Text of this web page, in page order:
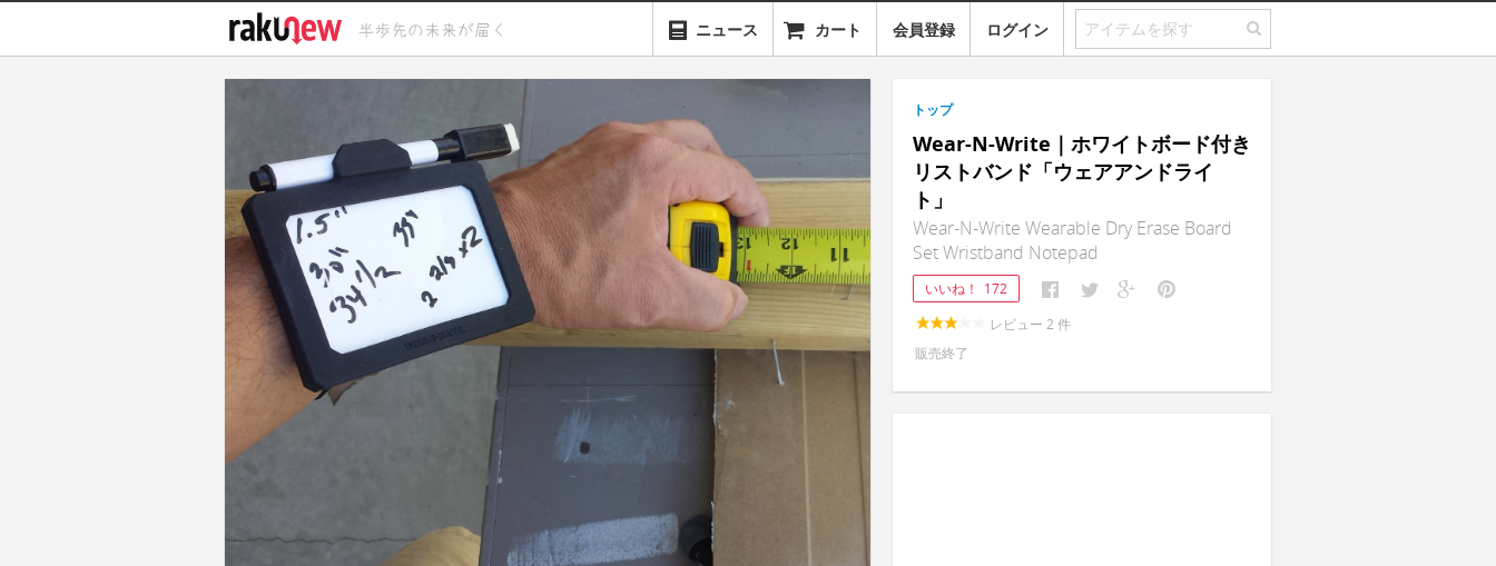
ニュース カート 会員登録 ログイン
トップ
Wear-N-Write｜ホワイトボード付き
リストバンド「ウェアアンドライ
ト」
Wear-N-Write Wearable Dry Erase Board
Set Wristband Notepad
いいね！
172
レビュー 2 件
販売終了